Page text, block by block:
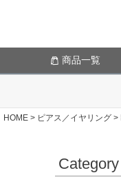
商品一覧
HOME ピアス／イヤリング
Category